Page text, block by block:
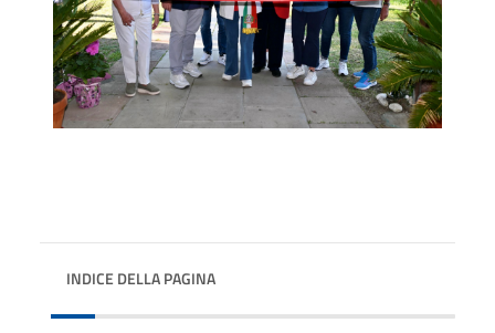
INDICE DELLA PAGINA